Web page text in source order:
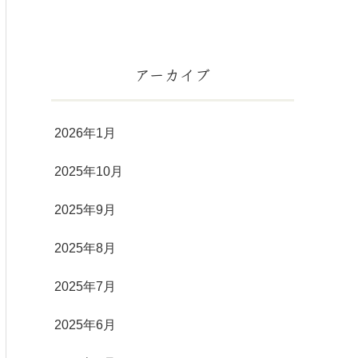
アーカイブ
2026年1月
2025年10月
2025年9月
2025年8月
2025年7月
2025年6月